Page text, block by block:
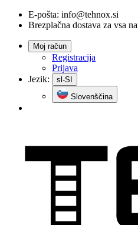
E-pošta: info@tehnox.si
Brezplačna dostava za vsa
Moj račun
Registracija
Prijava
Jezik:
sl-SI
Slovenščina